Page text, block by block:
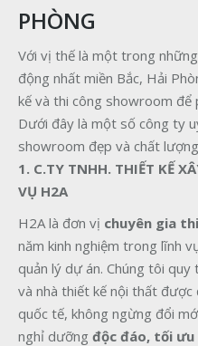
PHÒNG
Với vị thế là một trong
động nhất miền Bắc, Hải
kế và thi công showroom để
Dưới đây là một số công ty
showroom đẹp và chất
1. C.TY TNHH. THIẾT KẾ
VỤ H2A
H2A là đơn vị chuyên gia
năm kinh nghiệm trong lĩnh
quản lý dự án. Chúng tôi
và nhà thiết kế nội thất
quốc tế, không ngừng đổi
nghỉ dưỡng độc đáo, tối